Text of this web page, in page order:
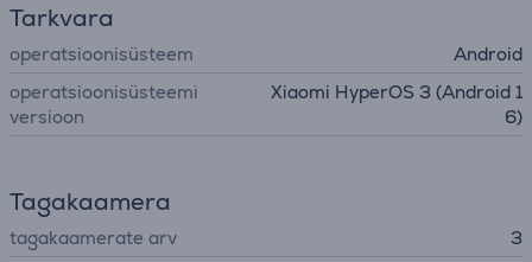
Tarkvara
operatsioonisüsteem
Android
operatsioonisüsteemi
versioon
Xiaomi HyperOS 3 (Android 1
6)
Tagakaamera
tagakaamerate arv 3